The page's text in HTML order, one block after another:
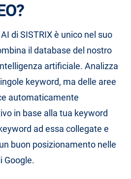
di SISTRIX è unico nel suo
il database del nostro
artificiale. Analizza
keyword, ma delle aree
automaticamente
in base alla tua keyword
ad essa collegate e
buon posizionamento nelle
Google.